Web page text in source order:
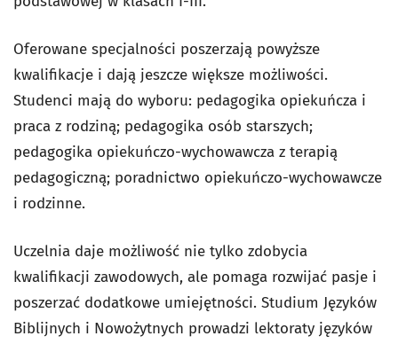
Oferowane specjalności poszerzają powyższe
kwalifikacje i dają jeszcze większe możliwości.
Studenci mają do wyboru: pedagogika opiekuńcza i
praca z rodziną; pedagogika osób starszych;
pedagogika opiekuńczo-wychowawcza z terapią
pedagogiczną; poradnictwo opiekuńczo-wychowawcze
i rodzinne.
Uczelnia daje możliwość nie tylko zdobycia
kwalifikacji zawodowych, ale pomaga rozwijać pasje i
poszerzać dodatkowe umiejętności. Studium Języków
Biblijnych i Nowożytnych prowadzi lektoraty języków